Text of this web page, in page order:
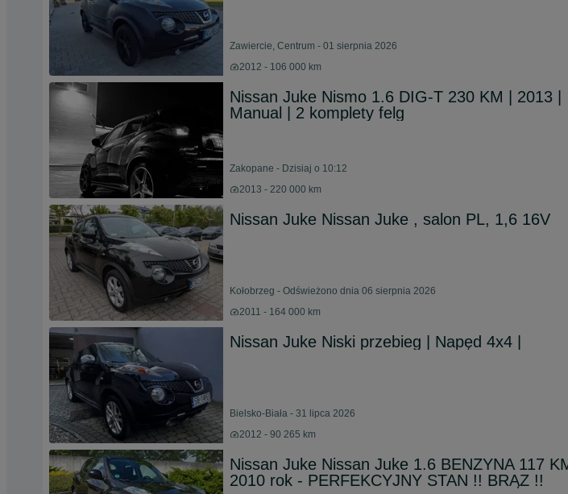
Zawiercie, Centrum - 01 sierpnia 2026
2012 - 106 000 km
Nissan Juke Nismo 1.6 DIG-T 230 KM | 2013 |
Manual | 2 komplety felg
Zakopane - Dzisiaj o 10:12
2013 - 220 000 km
Nissan Juke Nissan Juke , salon PL, 1,6 16V
Kołobrzeg - Odświeżono dnia 06 sierpnia 2026
2011 - 164 000 km
Nissan Juke Niski przebieg | Napęd 4x4 |
Bielsko-Biała - 31 lipca 2026
2012 - 90 265 km
Nissan Juke Nissan Juke 1.6 BENZYNA 117
2010 rok - PERFEKCYJNY STAN !! BRĄZ !!